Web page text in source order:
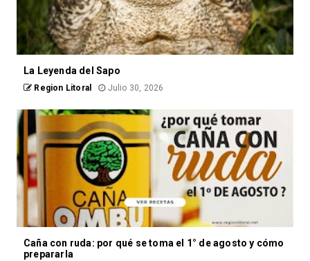
La Leyenda del Sapo
Region Litoral Julio 30, 2026
Caña con ruda: por qué se toma el 1° de agosto y cómo
prepararla